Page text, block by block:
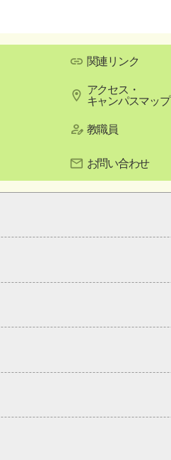
関連リンク
アクセス・
キャンパスマップ
教職員
お問い合わせ